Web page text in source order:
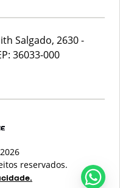
Salgado, 2630 -
36033-000
reservados.